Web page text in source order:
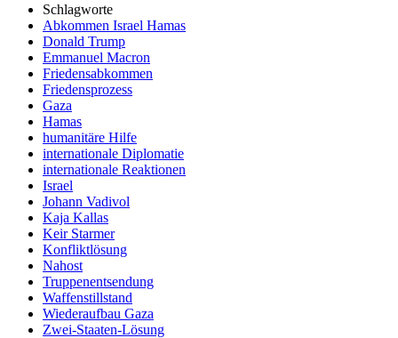
Schlagworte
Abkommen Israel Hamas
Donald Trump
Emmanuel Macron
Friedensabkommen
Friedensprozess
Gaza
Hamas
humanitäre Hilfe
internationale Diplomatie
internationale Reaktionen
Israel
Johann Vadivol
Kaja Kallas
Keir Starmer
Konfliktlösung
Nahost
Truppenentsendung
Waffenstillstand
Wiederaufbau Gaza
Zwei-Staaten-Lösung